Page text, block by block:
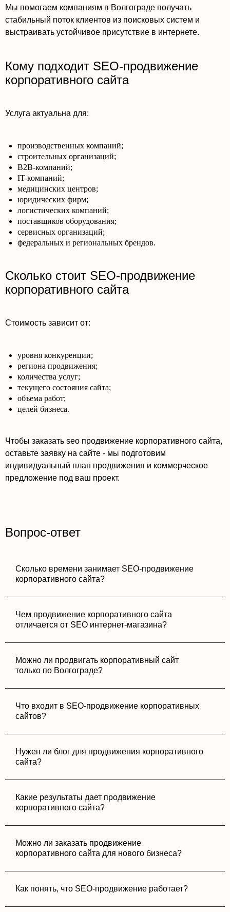
Мы помогаем компаниям в Волгограде получать
стабильный поток клиентов из поисковых систем и
выстраивать устойчивое присутствие в интернете.
Кому подходит SEO-продвижение
корпоративного сайта
Услуга актуальна для:
производственных компаний;
строительных организаций;
B2B-компаний;
IT-компаний;
медицинских центров;
юридических фирм;
логистических компаний;
поставщиков оборудования;
сервисных организаций;
федеральных и региональных брендов.
Сколько стоит SEO-продвижение
корпоративного сайта
Стоимость зависит от:
уровня конкуренции;
региона продвижения;
количества услуг;
текущего состояния сайта;
объема работ;
целей бизнеса.
Чтобы заказать seo продвижение корпоративного сайта,
оставьте заявку на сайте - мы подготовим
индивидуальный план продвижения и коммерческое
предложение под ваш проект.
Вопрос-ответ
Сколько времени занимает SEO-продвижение
корпоративного сайта?
Чем продвижение корпоративного сайта
отличается от SEO интернет-магазина?
Можно ли продвигать корпоративный сайт
только по Волгограде?
Что входит в SEO-продвижение корпоративных
сайтов?
Нужен ли блог для продвижения корпоративного
сайта?
Какие результаты дает продвижение
корпоративного сайта?
Можно ли заказать продвижение
корпоративного сайта для нового бизнеса?
Как понять, что SEO-продвижение работает?